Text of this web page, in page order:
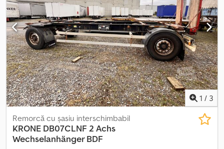
1 / 3
Remorcă cu șasiu interschimbabil
KRONE DB07CLNF 2 Achs
Wechselanhänger BDF